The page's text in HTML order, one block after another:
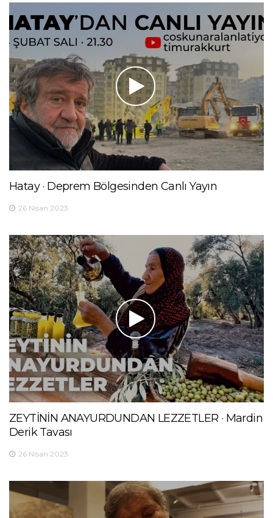
Hatay · Deprem Bölgesinden Canlı Yayın
26 Nisan 2023
ZEYTİNİN ANAYURDUNDAN LEZZETLER · Mardin
Derik Tavası
26 Nisan 2023